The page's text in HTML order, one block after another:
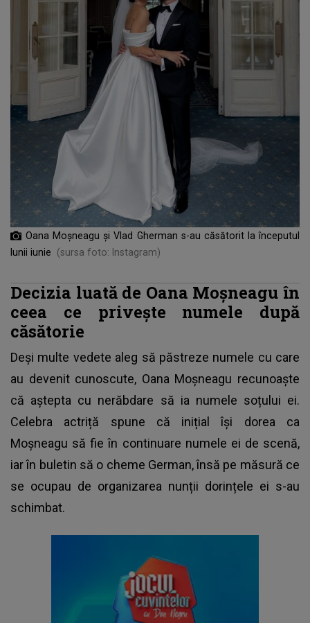
Oana Moșneagu și Vlad Gherman s-au căsătorit la începutul
lunii iunie
(sursa foto: Instagram)
Decizia luată de Oana Moșneagu în
ceea ce privește numele după
căsătorie
Deși multe vedete aleg să păstreze numele cu care
au devenit cunoscute, Oana Moșneagu recunoaște
că aștepta cu nerăbdare să ia numele soțului ei.
Celebra actriță spune că inițial își dorea ca
Moșneagu să fie în continuare numele ei de scenă,
iar în buletin să o cheme German, însă pe măsură ce
se ocupau de organizarea nunții dorințele ei s-au
schimbat.